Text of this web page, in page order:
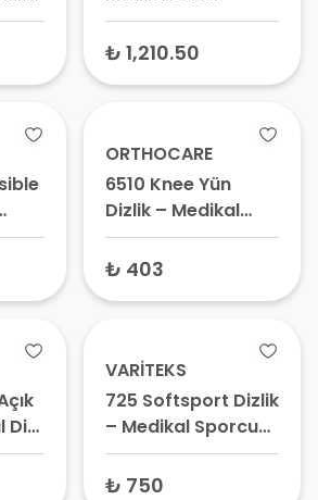
Desteği, Ortopedik
Diz Bandajı
₺ 1,210.50
ORTHOCARE
6510 Knee Yün
Dizlik – Medikal
Dizlik, Termal Diz
Desteği
₺ 403
Diz
VARİTEKS
725 Softsport Dizlik
– Medikal Sporcu
Dizliği, Örme
Destekleyici Dizlik,
₺ 750